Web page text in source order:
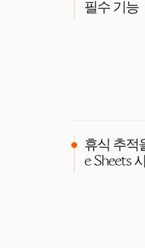
필수 기능
휴식 추적
e Sheets